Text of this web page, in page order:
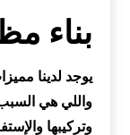
بناء
يوجد لدينا
واللي هي
وتركيبها